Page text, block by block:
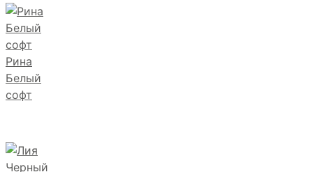
Рина
Белый
софт